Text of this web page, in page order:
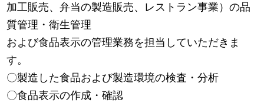
加工販売、弁当の製造販売、レストラン事業）の品
質管理・衛生管理
および食品表示の管理業務を担当していただきま
す。
〇製造した食品および製造環境の検査・分析
〇食品表示の作成・確認